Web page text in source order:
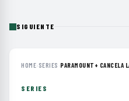
SIGUIENTE
HOME› SERIES ›PARAMOUNT+ CANCELA
SERIES